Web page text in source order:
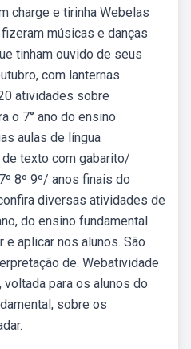
charge e tirinha Webelas
músicas e danças
tinham ouvido de seus
com lanternas.
atividades sobre
o 7° ano do ensino
aulas de língua
texto com gabarito/
8º 9º/ anos finais do
diversas atividades de
do ensino fundamental
e aplicar nos alunos. São
de. Webatividade
para os alunos do
sobre os